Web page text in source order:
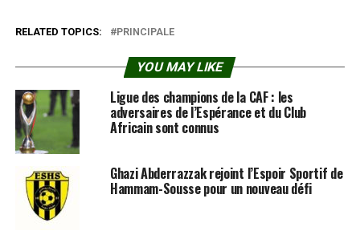
RELATED TOPICS: PRINCIPALE
YOU MAY LIKE
Ligue des champions de la CAF : les
adversaires de l’Espérance et du Club
Africain sont connus
Ghazi Abderrazzak rejoint l’Espoir Sportif de
Hammam-Sousse pour un nouveau défi